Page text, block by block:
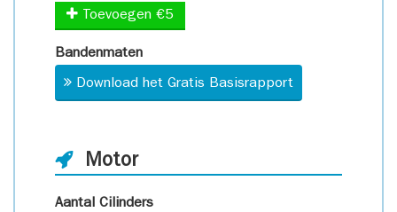
Toevoegen €5
Bandenmaten
Download het Gratis Basisrapport
Motor
Aantal Cilinders